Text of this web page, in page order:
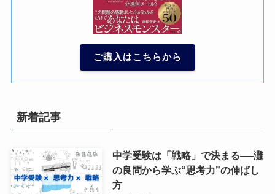
ご購入はこちらから
新着記事
中学受験は「戦略」で決まる──灘
の良問から学ぶ“思考力”の伸ばし
方